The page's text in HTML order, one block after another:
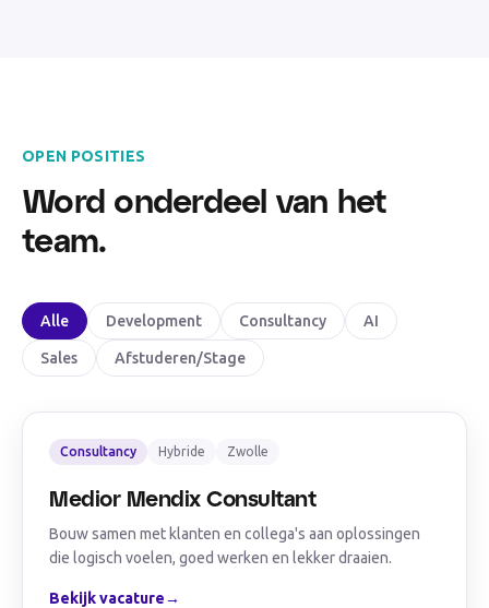
OPEN POSITIES
Word onderdeel van het
team.
Alle Development Consultancy AI
Sales Afstuderen/Stage
Consultancy Hybride Zwolle
Medior Mendix Consultant
Bouw samen met klanten en collega's aan oplossingen
die logisch voelen, goed werken en lekker draaien.
Bekijk vacature→